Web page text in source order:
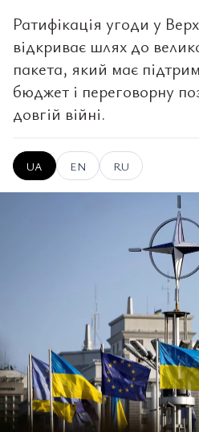
Ратифікація угоди у
відкриває шлях до
пакета, який має
бюджет і переговорну
довгій війні.
UA EN RU